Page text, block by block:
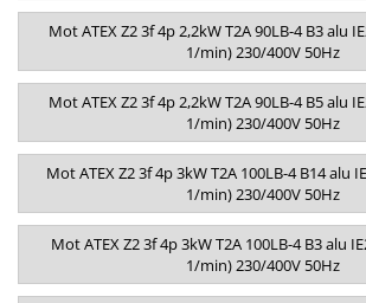
Mot ATEX Z2 3f 4p 2,2kW T2A 90LB-4 B3 alu
1/min) 230/400V 50Hz
Mot ATEX Z2 3f 4p 2,2kW T2A 90LB-4 B5 alu
1/min) 230/400V 50Hz
Mot ATEX Z2 3f 4p 3kW T2A 100LB-4 B14 alu
1/min) 230/400V 50Hz
Mot ATEX Z2 3f 4p 3kW T2A 100LB-4 B3 alu
1/min) 230/400V 50Hz